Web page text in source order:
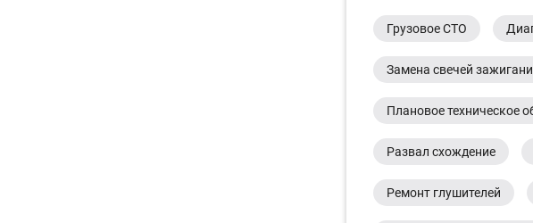
Грузовое СТО
Замена свечей
Плановое техническое
Развал схождение
Ремонт глушителей